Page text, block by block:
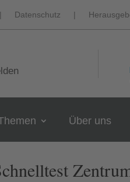
| Datenschutz |
Über uns